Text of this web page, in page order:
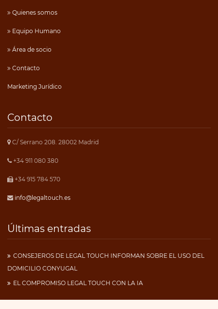
Quienes somos
Equipo Humano
Área de socio
Contacto
Marketing Jurídico
Contacto
C/ Serrano 208. 28002 Madrid
+34 911 080 380
+34 915 784 570
info@legaltouch.es
Últimas entradas
CONSEJEROS DE LEGAL TOUCH INFORMAN SOBRE EL USO DEL
DOMICILIO CONYUGAL
EL COMPROMISO LEGAL TOUCH CON LA IA